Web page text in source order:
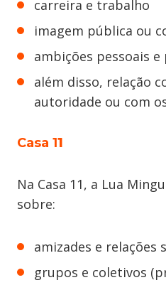
carreira e trabalho
imagem pública ou
ambições pessoais
além disso, relação
autoridade ou com
Casa 11
Na Casa 11, a Lua
sobre:
amizades e relações
grupos e coletivos